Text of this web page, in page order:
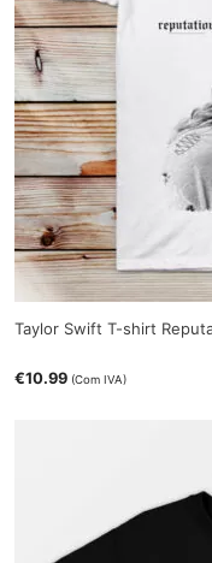
Taylor Swift T-shirt
€10.99 (Com IVA)